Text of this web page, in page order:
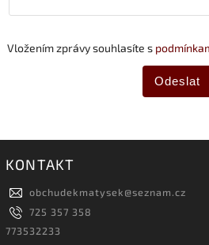
Vložením zprávy souhlasíte s
Odeslat
KONTAKT
obchudekmatysek@seznam.cz
725 357 358
773532233